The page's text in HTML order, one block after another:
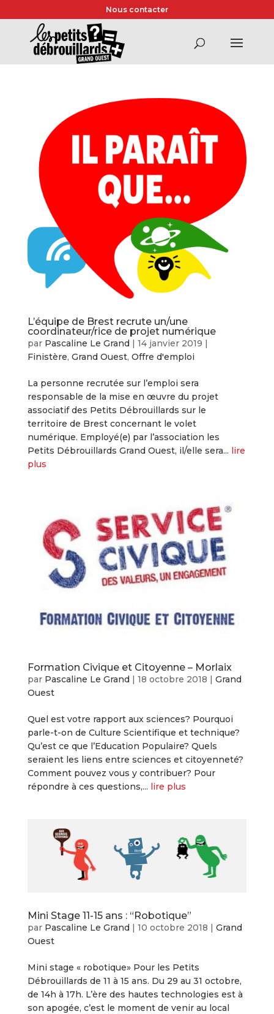
Nous contacter
L’équipe de Brest recrute un/une
coordinateur/rice de projet numérique
par Pascaline Le Grand| 14 janvier 2019 |
Finistère, Grand Ouest, Offre d'emploi
La personne recrutée sur l’emploi sera
responsable de la mise en œuvre du projet
associatif des Petits Débrouillards sur le
territoire de Brest concernant le volet
numérique. Employé(e) par l’association les
Petits Débrouillards Grand Ouest, il/elle sera... lire
plus
Formation Civique et Citoyenne – Morlaix
par Pascaline Le Grand| 18 octobre 2018 | Grand
Ouest
Quel est votre rapport aux sciences? Pourquoi
parle-t-on de Culture Scientifique et technique?
Qu’est ce que l’Education Populaire? Quels
seraient les liens entre sciences et citoyenneté?
Comment pouvez vous y contribuer? Pour
répondre à ces questions,... lire plus
Mini Stage 11-15 ans : “Robotique”
par Pascaline Le Grand| 10 octobre 2018 | Grand
Ouest
Mini stage « robotique» Pour les Petits
Débrouillards de 11 à 15 ans. Du 29 au 31 octobre,
de 14h à 17h. L’ère des hautes technologies est à
son apogée, c’est le moment de venir au local